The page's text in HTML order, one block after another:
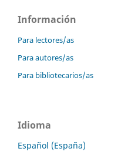
Información
Para lectores/as
Para autores/as
Para bibliotecarios/as
Idioma
Español (España)